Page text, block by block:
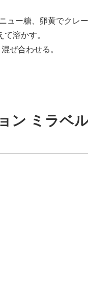
ー糖、卵黄でクレ
溶かす。
ぜ合わせる。
ン ミラベ